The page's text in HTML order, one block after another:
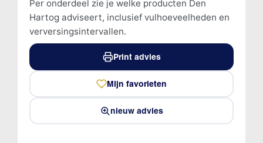
Per onderdeel zie je welke producten Den
Hartog adviseert, inclusief vulhoeveelheden en
verversingsintervallen.
Print advies
Mijn favorieten
nieuw advies